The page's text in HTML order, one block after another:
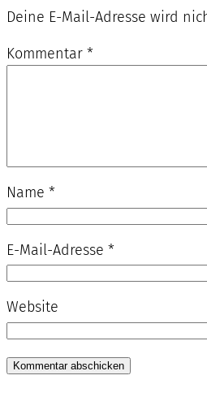
Deine E-Mail-Adresse wird
Kommentar *
Name *
E-Mail-Adresse *
Website